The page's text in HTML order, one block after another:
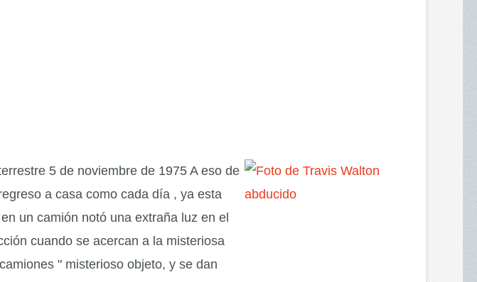
5 de noviembre de 1975 A eso de
a casa como cada día , ya esta
un camión notó una extraña luz en el
cuando se acercan a la misteriosa
" misterioso objeto, y se dan